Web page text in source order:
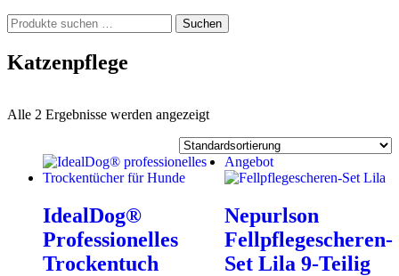
Suchen
nach:
Suchen
Katzenpflege
Alle 2 Ergebnisse werden angezeigt
IdealDog®
Professionelles
Trockentuch
Angebot
Nepurlson
Fellpflegescheren-
Set Lila 9-Teilig